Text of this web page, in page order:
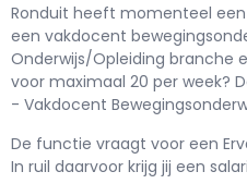
Ronduit heeft momenteel
een vakdocent
Onderwijs/Opleiding branche
voor maximaal 20 per week?
- Vakdocent
De functie vraagt voor een
In ruil daarvoor krijg jij een